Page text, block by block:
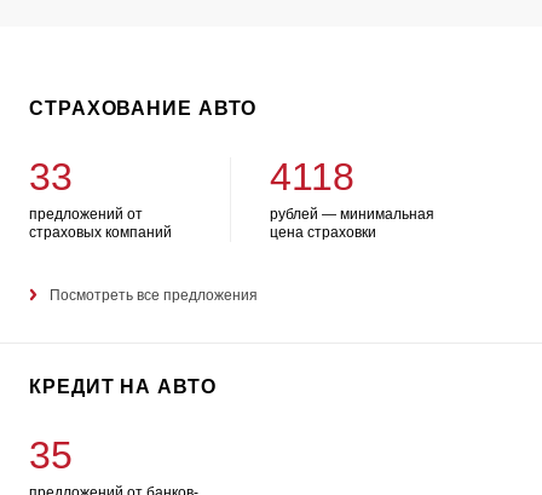
СТРАХОВАНИЕ АВТО
33
предложений от
страховых компаний
4118
рублей — минимальная
цена страховки
Посмотреть все предложения
КРЕДИТ НА АВТО
35